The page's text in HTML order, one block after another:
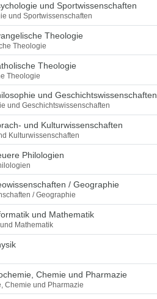
und Sportwissenschaften
und Sportwissenschaften
Theologie
Theologie
Theologie
Theologie
und Geschichtswissenschaften
und Geschichtswissenschaften
und Kulturwissenschaften
Kulturwissenschaften
Philologien
/ Geographie
/ Geographie
und Mathematik
Mathematik
Chemie und Pharmazie
Chemie und Pharmazie